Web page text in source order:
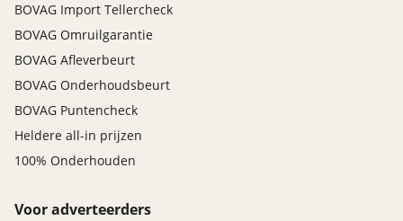
BOVAG Import Tellercheck
BOVAG Omruilgarantie
BOVAG Afleverbeurt
BOVAG Onderhoudsbeurt
BOVAG Puntencheck
Heldere all-in prijzen
100% Onderhouden
Voor adverteerders